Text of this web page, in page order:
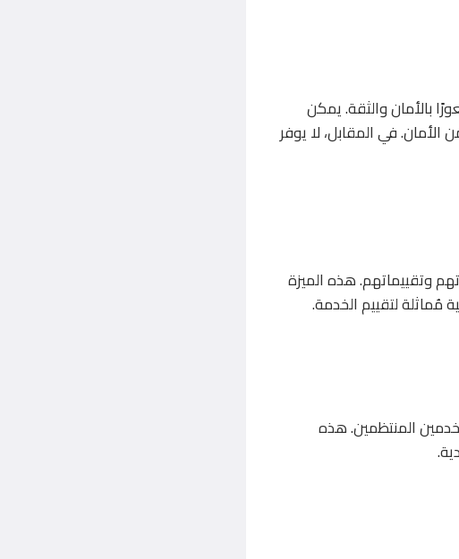
بالأمان والثقة. يمكن
في المقابل، لا يوفر
وتقييماتهم. هذه الميزة
مُماثلة لتقييم الخدمة.
المنتظمين. هذه